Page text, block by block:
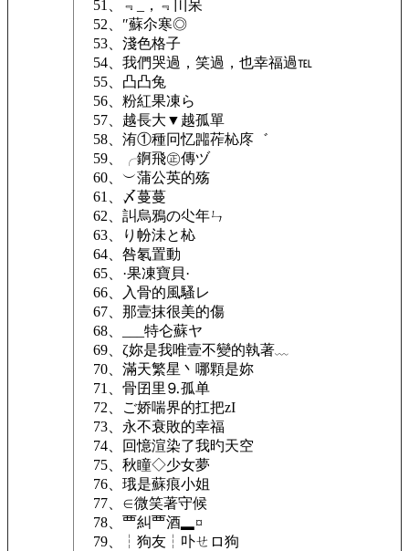
51、﹃_，﹃〣呆
52、″蘇尒寒◎
53、淺色格子
54、我們哭過，笑過，也幸福過℡
55、凸凸兔
56、粉紅果凍ら
57、越長大▼越孤單
58、洧①種冋忆嘂莋杺庝゛
59、╭錒飛㊣傳ヅ
60、︶蒲公英的殇
61、〆蔓蔓ゝ
62、訆烏鴉の尐年ㄣ
63、り帉沬と杺
64、咎氡置動
65、·果凍寶貝·
66、入骨的風騷レ
67、那壹抹很美的傷
68、___特仑蘇ヤ
69、ζ妳是我唯壹不變的執著﹏
70、滿天繁星丶哪顆是妳
71、骨囝里⒐孤单
72、ご娇喘界的扛把zΙ
73、永不衰敗的幸福
74、回憶渲染了我旳天空
75、秋瞳◇少女夢
76、珴是蘇痕小姐
77、∈微笑著守候
78、覀糾覀酒▂¤
79、┆狗友┆卟ㄝロ狗